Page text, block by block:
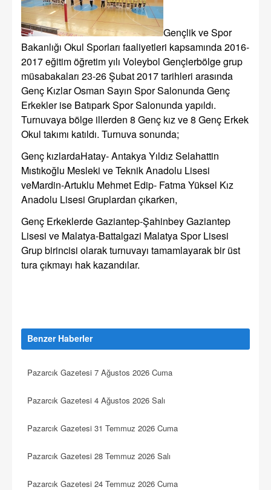
Gençlik ve Spor
Bakanlığı Okul Sporları faaliyetleri kapsamında 2016-
2017 eğitim öğretim yılı Voleybol Gençlerbölge grup
müsabakaları 23-26 Şubat 2017 tarihleri arasında
Genç Kızlar Osman Sayın Spor Salonunda Genç
Erkekler ise Batıpark Spor Salonunda yapıldı.
Turnuvaya bölge illerden 8 Genç kız ve 8 Genç Erkek
Okul takımı katıldı. Turnuva sonunda;
Genç kızlardaHatay- Antakya Yıldız Selahattin
Mıstıkoğlu Mesleki ve Teknik Anadolu Lisesi
veMardin-Artuklu Mehmet Edip- Fatma Yüksel Kız
Anadolu Lisesi Gruplardan çıkarken,
Genç Erkeklerde Gaziantep-Şahinbey Gaziantep
Lisesi ve Malatya-Battalgazi Malatya Spor Lisesi
Grup birincisi olarak turnuvayı tamamlayarak bir üst
tura çıkmayı hak kazandılar.
Benzer Haberler
Pazarcık Gazetesi 7 Ağustos 2026 Cuma
Pazarcık Gazetesi 4 Ağustos 2026 Salı
Pazarcık Gazetesi 31 Temmuz 2026 Cuma
Pazarcık Gazetesi 28 Temmuz 2026 Salı
Pazarcık Gazetesi 24 Temmuz 2026 Cuma